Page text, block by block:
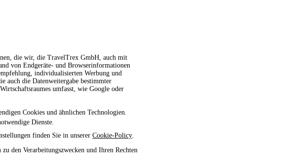
die wir, die TravelTrex GmbH, auch mit
von Endgeräte- und Browserinformationen
individualisierten Werbung und
auch die Datenweitergabe bestimmter
umfasst, wie Google oder
Cookies und ähnlichen Technologien.
Dienste.
finden Sie in unserer Cookie-Policy
zu den Verarbeitungszwecken und Ihren Rechten